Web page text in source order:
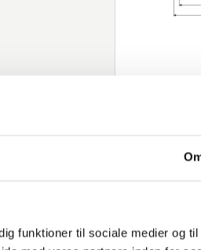
funktioner til sociale medier og